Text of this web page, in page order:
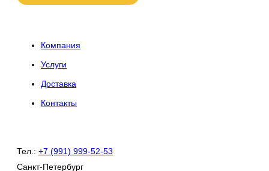
Компания
Услуги
Доставка
Контакты
Тел.: +7 (991) 999-52-53
Санкт-Петербург